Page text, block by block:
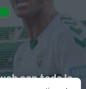
con toda la